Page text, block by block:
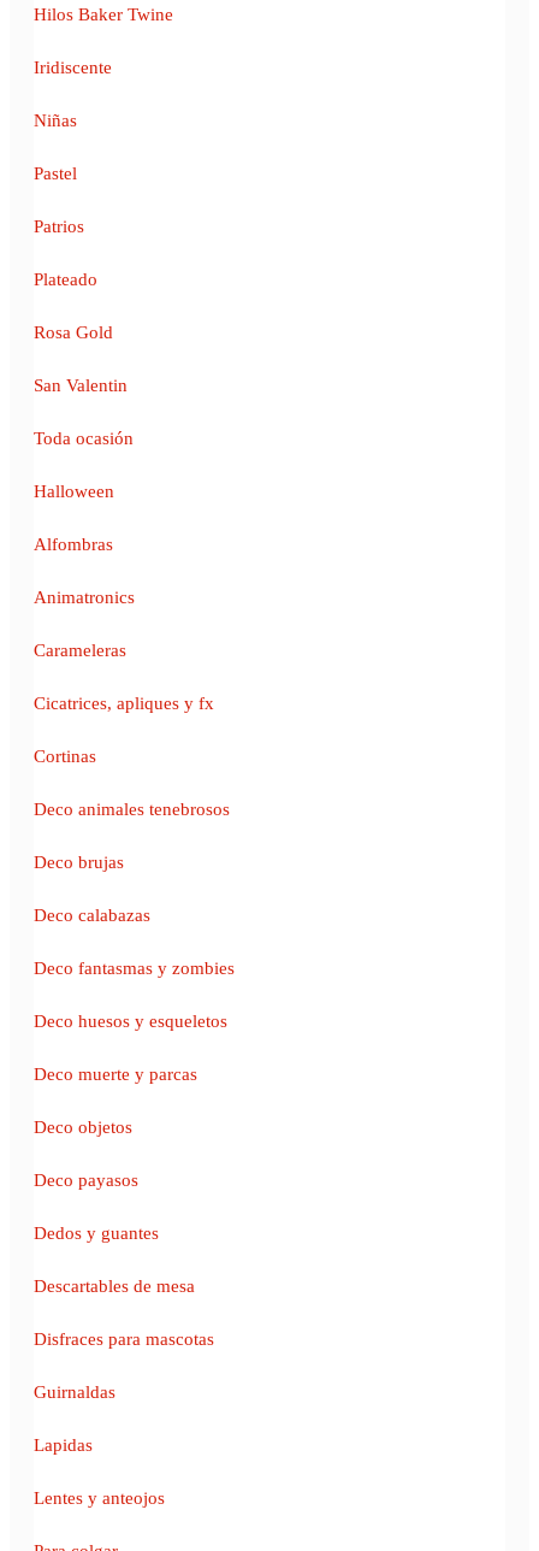
Hilos Baker Twine
Iridiscente
Niñas
Pastel
Patrios
Plateado
Rosa Gold
San Valentin
Toda ocasión
Halloween
Alfombras
Animatronics
Carameleras
Cicatrices, apliques y fx
Cortinas
Deco animales tenebrosos
Deco brujas
Deco calabazas
Deco fantasmas y zombies
Deco huesos y esqueletos
Deco muerte y parcas
Deco objetos
Deco payasos
Dedos y guantes
Descartables de mesa
Disfraces para mascotas
Guirnaldas
Lapidas
Lentes y anteojos